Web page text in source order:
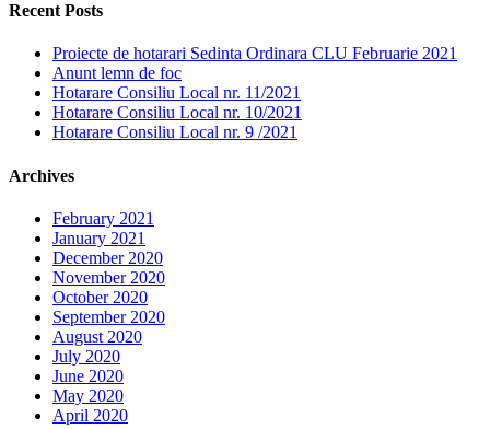
Recent Posts
Proiecte de hotarari Sedinta Ordinara CLU Februarie 2021
Anunt lemn de foc
Hotarare Consiliu Local nr. 11/2021
Hotarare Consiliu Local nr. 10/2021
Hotarare Consiliu Local nr. 9 /2021
Archives
February 2021
January 2021
December 2020
November 2020
October 2020
September 2020
August 2020
July 2020
June 2020
May 2020
April 2020